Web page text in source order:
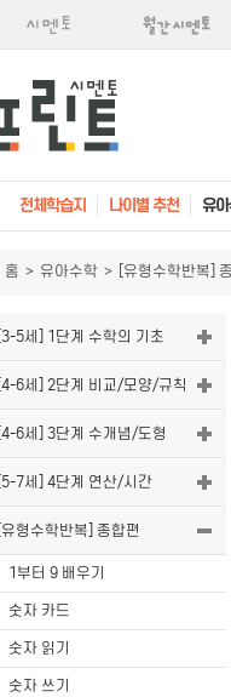
전체학습지 나이별 추천 유
홈 > 유아수학 > [유형수학반복]
[3-5세] 1단계 수학의 기초
[4-6세] 2단계 비교/모양/규칙
[4-6세] 3단계 수개념/도형
[5-7세] 4단계 연산/시간
[유형수학반복] 종합편
1부터 9 배우기
숫자 카드
숫자 읽기
숫자 쓰기